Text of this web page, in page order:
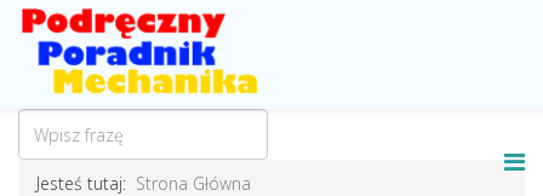
Jesteś tutaj: Strona Główna